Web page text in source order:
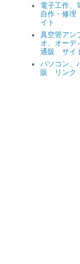
電子工作、
自作・修
イト
真空管アン
オ、オー
通販 サイ
パソコン
販 リンク